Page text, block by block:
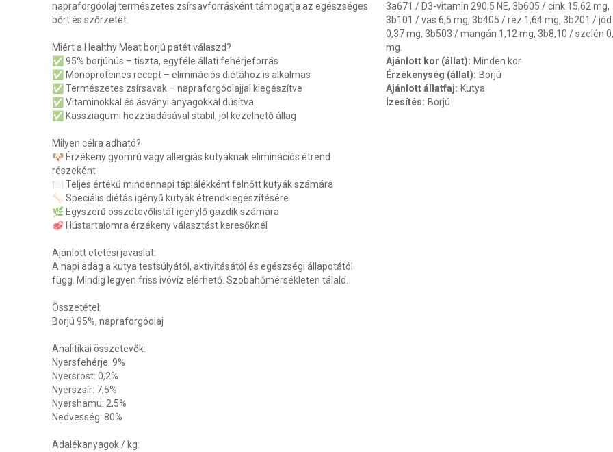
napraforgóolaj természetes zsírsavforrásként támogatja az egészséges
bőrt és szőrzetet.
Miért a Healthy Meat borjú patét válaszd?
✅ 95% borjúhús – tiszta, egyféle állati fehérjeforrás
✅ Monoproteines recept – eliminációs diétához is alkalmas
✅ Természetes zsírsavak – napraforgóolajjal kiegészítve
✅ Vitaminokkal és ásványi anyagokkal dúsítva
✅ Kassziagumi hozzáadásával stabil, jól kezelhető állag
Milyen célra adható?
🐶 Érzékeny gyomrú vagy allergiás kutyáknak eliminációs étrend
részeként
🍽️ Teljes értékű mindennapi táplálékként felnőtt kutyák számára
🦴 Speciális diétás igényű kutyák étrendkiegészítésére
🌿 Egyszerű összetevőlistát igénylő gazdik számára
🥩 Hústartalomra érzékeny választást keresőknél
Ajánlott etetési javaslat:
A napi adag a kutya testsúlyától, aktivitásától és egészségi állapotától
függ. Mindig legyen friss ivóvíz elérhető. Szobahőmérsékleten tálald.
Összetétel:
Borjú 95%, napraforgóolaj
Analitikai összetevők:
Nyersfehérje: 9%
Nyersrost: 0,2%
Nyerszsír: 7,5%
Nyershamu: 2,5%
Nedvesség: 80%
Adalékanyagok / kg:
3a671 / D3-vitamin 290,5 NE, 3b605 / cink 15,62 mg,
3b101 / vas 6,5 mg, 3b405 / réz 1,64 mg, 3b201 / jód
0,37 mg, 3b503 / mangán 1,12 mg, 3b8,10 / szelén
mg.
Ajánlott kor (állat): Minden kor
Érzékenység (állat): Borjú
Ajánlott állatfaj: Kutya
Ízesítés: Borjú